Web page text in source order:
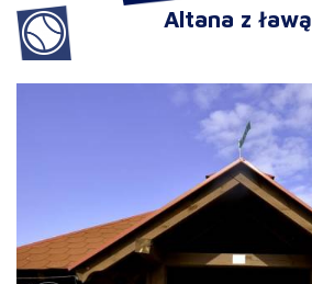
Altana z ławą